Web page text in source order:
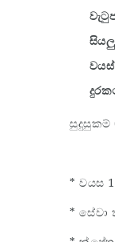
වයස්
සුදුසුකම්
* වයස
* සේවා